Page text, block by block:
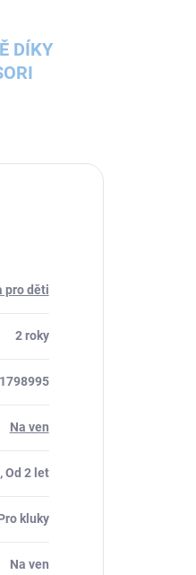
DÍKY
pro děti
2 roky
Na ven
Od 2 let
kluky
Na ven